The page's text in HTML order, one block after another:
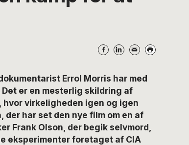
Errol Morris har med
er en mesterlig skildring af
virkeligheden igen og igen
har set den nye film om en af
Frank Olson, der begik selvmord,
eksperimenter foretaget af CIA